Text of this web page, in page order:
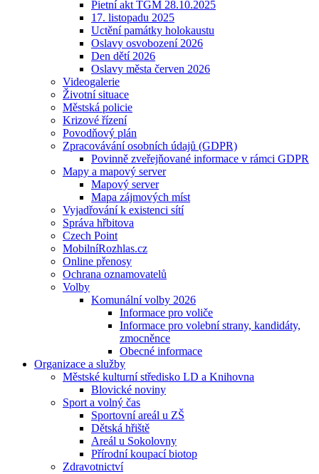
Pietní akt TGM 28.10.2025
17. listopadu 2025
Uctění památky holokaustu
Oslavy osvobození 2026
Den dětí 2026
Oslavy města červen 2026
Videogalerie
Životní situace
Městská policie
Krizové řízení
Povodňový plán
Zpracovávání osobních údajů (GDPR)
Povinně zveřejňované informace v rámci GDPR
Mapy a mapový server
Mapový server
Mapa zájmových míst
Vyjadřování k existenci sítí
Správa hřbitova
Czech Point
MobilníRozhlas.cz
Online přenosy
Ochrana oznamovatelů
Volby
Komunální volby 2026
Informace pro voliče
Informace pro volební strany, kandidáty,
zmocněnce
Obecné informace
Organizace a služby
Městské kulturní středisko LD a Knihovna
Blovické noviny
Sport a volný čas
Sportovní areál u ZŠ
Dětská hřiště
Areál u Sokolovny
Přírodní koupací biotop
Zdravotnictví